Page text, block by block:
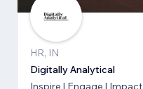
HR, IN
Digitally Analytical
Inspire | Engage | Impact